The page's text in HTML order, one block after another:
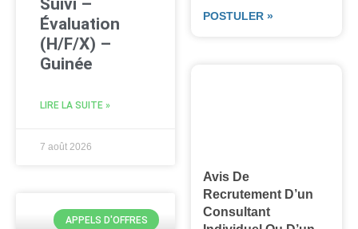
Suivi –
Évaluation
(H/F/X) –
Guinée
LIRE LA SUITE »
7 août 2026
APPELS D'OFFRES
POSTULER »
Avis De
Recrutement D’un
Consultant